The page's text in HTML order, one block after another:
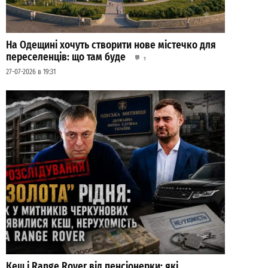
На Одещині хочуть створити нове містечко для
переселенців: що там буде
1
27-07-2026 в 19:31